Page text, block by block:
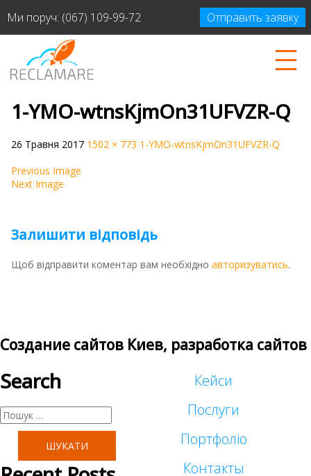
Ми поруч: (067) 109-99-72 Отправить заявку
1-YMO-wtnsKjmOn31UFVZR-Q
26 Травня 2017 1502 × 773 1-YMO-wtnsKjmOn31UFVZR-Q
Previous Image
Next Image
Залишити відповідь
Щоб відправити коментар вам необхідно авторизуватись.
Создание сайтов Киев, разработка сайтов
Кейси
Послуги
Таргетована реклама
Портфоліо
Контакты
Search
Пошук: